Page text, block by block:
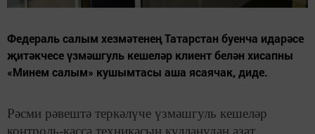
Федераль салым хезмәтенең Татарстан буенча идарәсе
җитәкчесе үзмәшгуль кешеләр клиент белән хисапны
«Минем салым» кушымтасы аша ясаячак, диде.
Рәсми рәвештә теркәлүче үзмәшгуль кешеләр
контроль-касса техникасын кулланудан азат